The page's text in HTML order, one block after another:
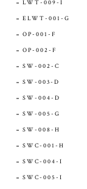
LWT-009-I
ELWT-001-G
OP-001-F
OP-002-F
SW-002-C
SW-003-D
SW-004-D
SW-005-G
SW-008-H
SWC-001-H
SWC-004-I
SWC-005-I